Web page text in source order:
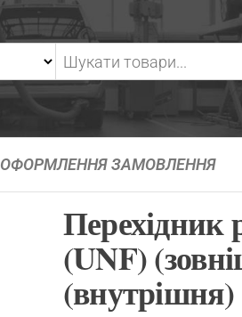
ОФОРМЛЕННЯ ЗАМОВЛЕННЯ
Перехідник
(UNF)
(внутрішня)